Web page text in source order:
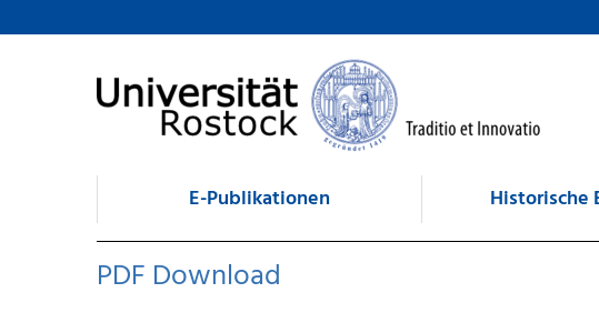
zum Inhalt
E-Publikationen Historische
PDF Download